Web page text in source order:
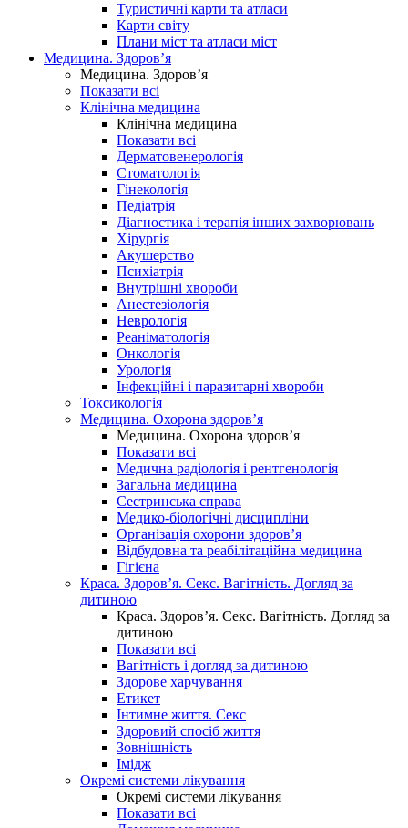
Туристичні карти та атласи
Карти світу
Плани міст та атласи міст
Медицина. Здоров’я
Медицина. Здоров’я
Показати всі
Клінічна медицина
Клінічна медицина
Показати всі
Дерматовенерологія
Стоматологія
Гінекологія
Педіатрія
Діагностика і терапія інших захворювань
Хірургія
Акушерство
Психіатрія
Внутрішні хвороби
Анестезіологія
Неврологія
Реаніматологія
Онкологія
Урологія
Інфекційні і паразитарні хвороби
Токсикологія
Медицина. Охорона здоров’я
Медицина. Охорона здоров’я
Показати всі
Медична радіологія і рентгенологія
Загальна медицина
Сестринська справа
Медико-біологічні дисципліни
Організація охорони здоров’я
Відбудовна та реабілітаційна медицина
Гігієна
Краса. Здоров’я. Секс. Вагітність. Догляд за
дитиною
Краса. Здоров’я. Секс. Вагітність. Догляд за
дитиною
Показати всі
Вагітність і догляд за дитиною
Здорове харчування
Етикет
Інтимне життя. Секс
Здоровий спосіб життя
Зовнішність
Імідж
Окремі системи лікування
Окремі системи лікування
Показати всі